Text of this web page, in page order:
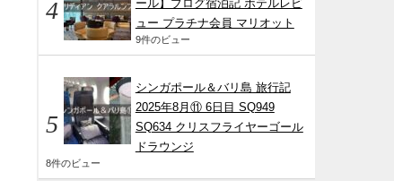
ール】ブログ宿泊記 ホテルレビ
ュー プラチナ会員 マリオット
9件のビュー
シンガポール＆バリ島 旅行記
2025年8月⑪ 6日目 SQ949
SQ634 クリスフライヤーゴール
ドラウンジ
8件のビュー